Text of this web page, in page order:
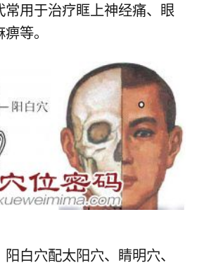
常用于治疗眶上神经痛、眼
等。
阳白穴配太阳穴、睛明穴、